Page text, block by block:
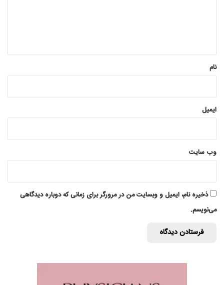
نام
ایمیل
وب‌ سایت
ذخیره نام، ایمیل و وبسایت من در مرورگر برای زمانی که دوباره دیدگاهی
می‌نویسم.